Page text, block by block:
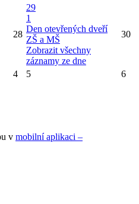
28
29
1
Den otevřených dveří
ZŠ a MŠ
Zobrazit všechny
záznamy ze dne
30
4 5 6
v mobilní aplikaci –